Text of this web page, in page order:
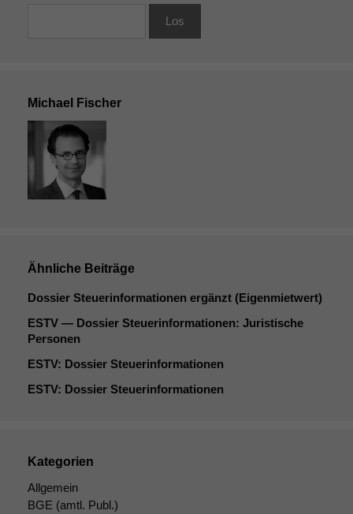
Michael Fischer
Ähnliche Beiträge
Dossier Steuerinformationen ergänzt (Eigenmietwert)
ESTV — Dossier Steuerinformationen: Juristische
Personen
ESTV: Dossier Steuerinformationen
ESTV: Dossier Steuerinformationen
Kategorien
Allgemein
BGE (amtl. Publ.)